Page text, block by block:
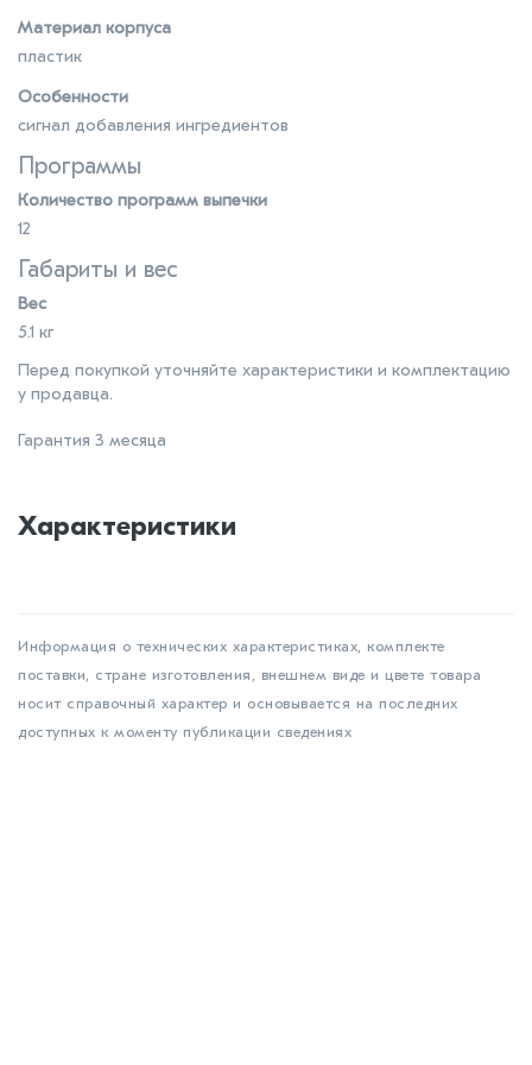
Материал корпуса
пластик
Особенности
сигнал добавления ингредиентов
Программы
Количество программ выпечки
12
Габариты и вес
Вес
5.1 кг
Перед покупкой уточняйте характеристики и комплектацию
у продавца.
Гарантия 3 месяца
Характеристики
Информация о технических характеристиках, комплекте
поставки, стране изготовления, внешнем виде и цвете товара
носит справочный характер и основывается на последних
доступных к моменту публикации сведениях